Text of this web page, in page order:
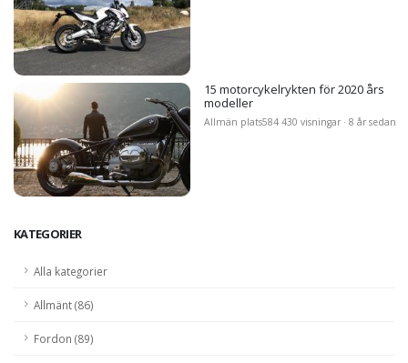
15 motorcykelrykten för 2020 års
modeller
Allmän plats584 430 visningar · 8 år sedan
KATEGORIER
Alla kategorier
Allmänt (86)
Fordon (89)